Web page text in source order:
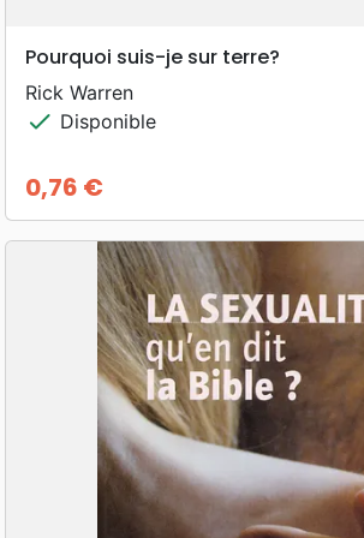
Pourquoi suis-je sur terre?
Rick Warren
check Disponible
Prix
0,76 €